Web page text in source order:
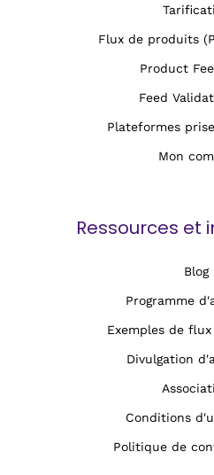
Flux de produits
Product
Feed
Plateformes
Mon
Ressources et
Blog
Programme
Exemples de
Divulgation
Conditions
Politique de